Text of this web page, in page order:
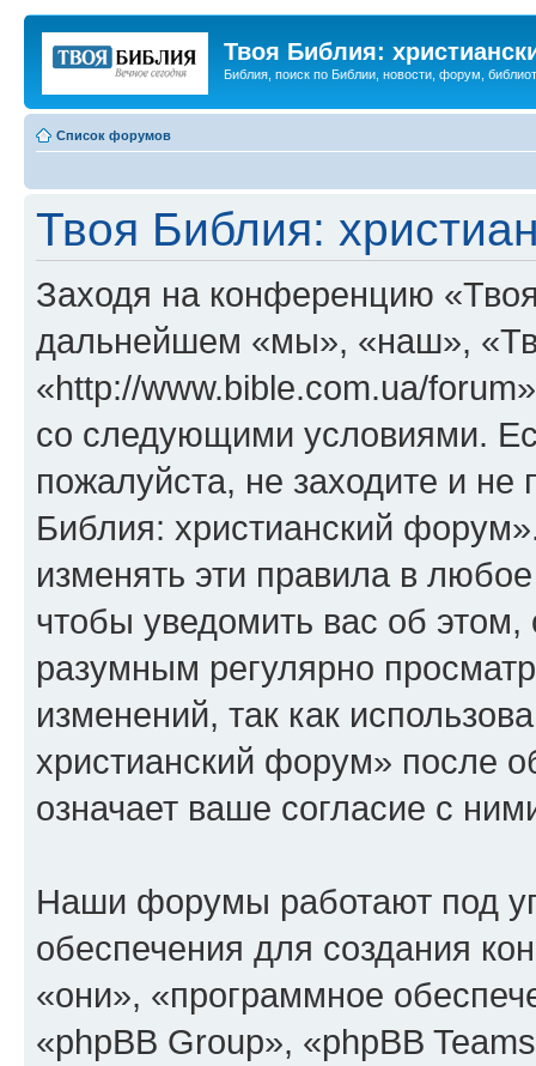
Твоя Библия:
Библия, поиск по Библии, новости, форум,
Список форумов
Твоя Библия:
Заходя на конференцию
дальнейшем «мы», «наш»,
«http://www.bible.com.ua/
со следующими условиями.
пожалуйста, не заходите и
Библия: христианский
изменять эти правила в
чтобы уведомить вас об
разумным регулярно
изменений, так как
христианский форум» после
означает ваше согласие с
Наши форумы работают под
обеспечения для создания
«они», «программное
«phpBB Group», «phpBB